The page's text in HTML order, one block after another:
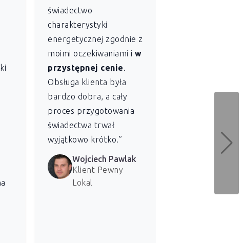
świadectwo
charakterystyki
energetycznej zgodnie z
moimi oczekiwaniami i w
przystępnej cenie.
Obsługa klienta była
bardzo dobra, a cały
proces przygotowania
świadectwa trwał
wyjątkowo krótko.”
Wojciech Pawlak
Klient Pewny
Lokal